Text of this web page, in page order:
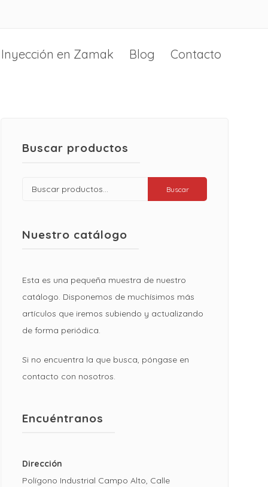
Inyección en Zamak Blog Contacto
Buscar productos
Buscar
Buscar
Nuestro catálogo
Esta es una pequeña muestra de nuestro
catálogo. Disponemos de muchísimos más
artículos que iremos subiendo y actualizando
de forma periódica.
Si no encuentra la que busca, póngase en
contacto con nosotros.
Encuéntranos
Dirección
Polígono Industrial Campo Alto, Calle